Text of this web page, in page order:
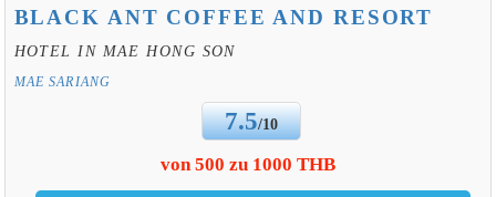
BLACK ANT COFFEE AND RESORT
HOTEL IN MAE HONG SON
MAE SARIANG
7.5/10
von 500 zu 1000 THB